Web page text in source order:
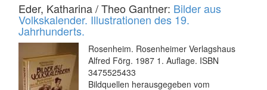
Eder, Katharina / Theo Gantner: Bilder aus
Volkskalender. Illustrationen des 19.
Jahrhunderts.
Rosenheim. Rosenheimer Verlagshaus
Alfred Förg. 1987 1. Auflage. ISBN
3475525433
Bildquellen herausgegeben vom